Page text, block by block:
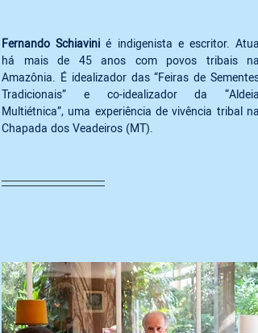
Fernando Schiavini é indigenista e escritor. Atua
há mais de 45 anos com povos tribais na
Amazônia. É idealizador das “Feiras de Sementes
Tradicionais” e co-idealizador da “Aldeia
Multiétnica”, uma experiência de vivência tribal na
Chapada dos Veadeiros (MT).